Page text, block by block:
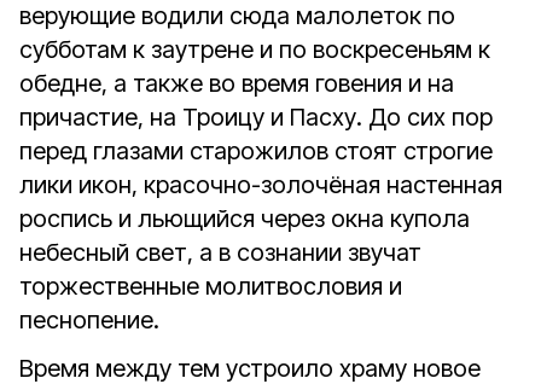
верующие водили сюда малолеток по
субботам к заутрене и по воскресеньям к
обедне, а также во время говения и на
причастие, на Троицу и Пасху. До сих пор
перед глазами старожилов стоят строгие
лики икон, красочно-золочёная настенная
роспись и льющийся через окна купола
небесный свет, а в сознании звучат
торжественные молитвословия и
песнопение.
Время между тем устроило храму новое